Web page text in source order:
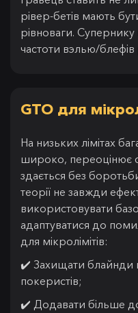
рівер-бетів мають
рівноваги.
частоти вэлью/блефів
GTO для
На низьких лімітах
широко, переоцінює
здається без
теорії не завжди
використовувати
адаптуватися до
для мікролімітів:
✔️ Захищати блайнди
покеристів;
✔️ Додавати більше